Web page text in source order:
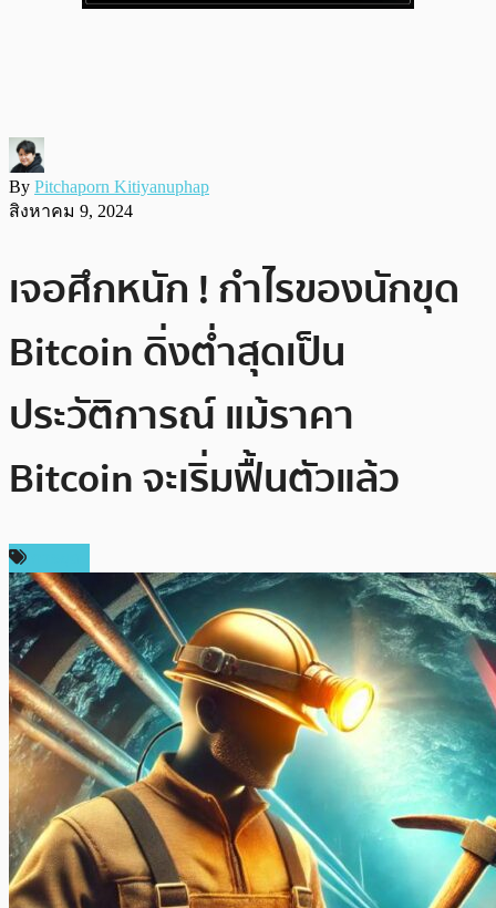
By Pitchaporn Kitiyanuphap
สิงหาคม 9, 2024
เจอศึกหนัก ! กำไรของนักขุด
Bitcoin ดิ่งต่ำสุดเป็น
ประวัติการณ์ แม้ราคา
Bitcoin จะเริ่มฟื้นตัวแล้ว